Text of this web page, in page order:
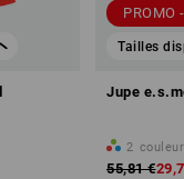
PROMO
Tailles
Jupe
2
55,81 €